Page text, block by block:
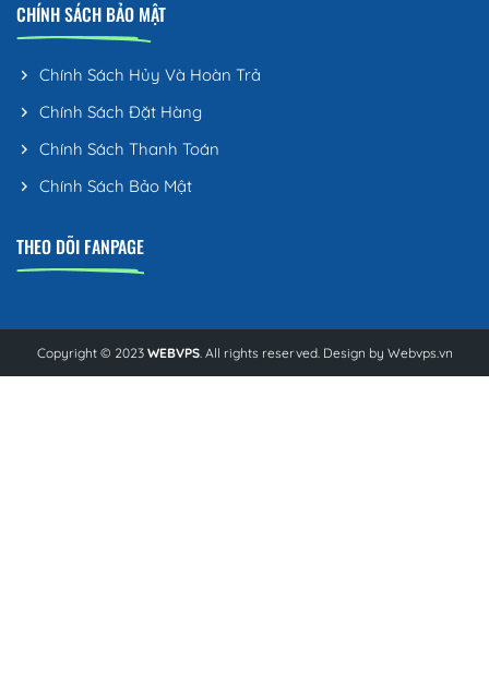
CHÍNH SÁCH BẢO MẬT
Chính Sách Hủy Và Hoàn Trả
Chính Sách Đặt Hàng
Chính Sách Thanh Toán
Chính Sách Bảo Mật
THEO DÕI FANPAGE
Copyright © 2023 WEBVPS. All rights reserved. Design by Webvps.vn